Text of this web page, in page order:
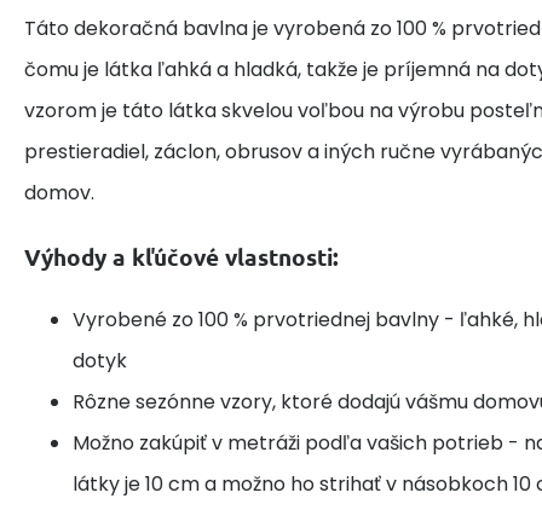
Táto dekoračná bavlna je vyrobená zo 100 %
čomu je látka ľahká a hladká, takže je príjemná na
vzorom je táto látka skvelou voľbou na výrobu
prestieradiel, záclon, obrusov a iných ručne
domov.
Výhody a kľúčové vlastnosti:
Vyrobené zo 100 % prvotriednej bavlny - ľahké,
dotyk
Rôzne sezónne vzory, ktoré dodajú vášmu
Možno zakúpiť v metráži podľa vašich potrieb -
látky je 10 cm a možno ho strihať v násobkoch 10